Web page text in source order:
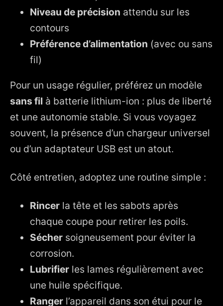
Niveau de précision attendu sur les
contours
Préférence d’alimentation (avec ou sans
fil)
Pour un usage régulier, préférez un modèle
sans fil à batterie lithium-ion : plus de liberté
et une autonomie stable. Si vous voyagez
souvent, la présence d’un chargeur universel
ou d’un adaptateur USB est un atout.
Côté entretien, adoptez une routine simple :
Rincer la tête et les sabots après
chaque coupe pour retirer les poils.
Sécher soigneusement pour éviter la
corrosion.
Lubrifier les lames régulièrement avec
une huile spécifique.
Ranger l’appareil dans son étui pour le